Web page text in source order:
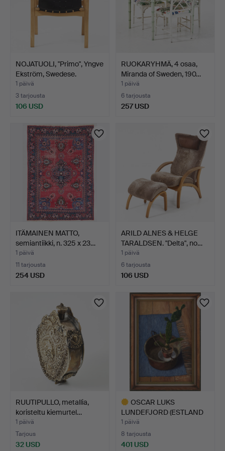
NOJATUOLI, "Primo", Yngve
Ekström, Swedese.
1 päivä
3 tarjousta
106 USD
RUOKARYHMÄ, 4 osaa,
Miranda of Sweden, 190…
1 päivä
6 tarjousta
257 USD
ITÄMAINEN MATTO,
semiantiikki, n. 325 x 23…
1 päivä
11 tarjousta
254 USD
ARILD ALNES & HELGE
TARALDSEN. "Delta", no…
1 päivä
6 tarjousta
106 USD
RUUTIPULLO, metallia,
koristeltu kiemurtel…
1 päivä
Tarjous
32 USD
OSCAR LUKS
LUNDEFJORD (ESTLAND
1908-1972).…
1 päivä
8 tarjousta
401 USD